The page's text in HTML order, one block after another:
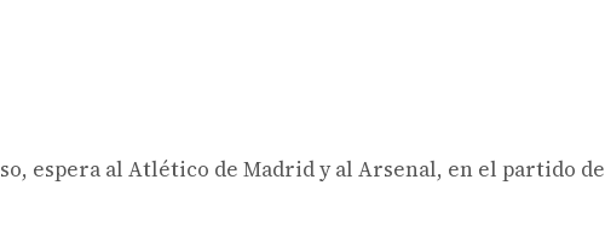
espera al Atlético de Madrid y al Arsenal, en el partido de